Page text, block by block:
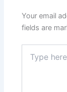
Your email
fields are
here..